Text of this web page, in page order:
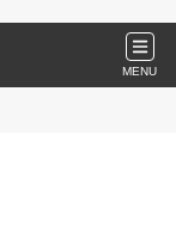
MENU